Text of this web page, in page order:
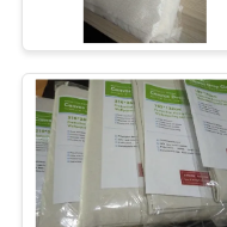
โรงงาน
ควบคุม
คุณภาพผ้าใบเต็